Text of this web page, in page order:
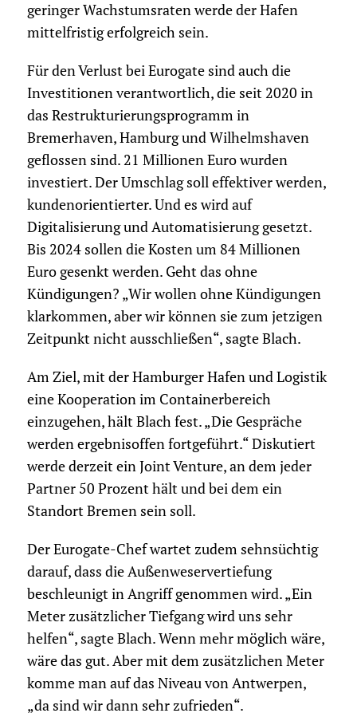
geringer Wachstumsraten werde der Hafen
mittelfristig erfolgreich sein.
Für den Verlust bei Eurogate sind auch die
Investitionen verantwortlich, die seit 2020 in
das Restrukturierungsprogramm in
Bremerhaven, Hamburg und Wilhelmshaven
geflossen sind. 21 Millionen Euro wurden
investiert. Der Umschlag soll effektiver werden,
kundenorientierter. Und es wird auf
Digitalisierung und Automatisierung gesetzt.
Bis 2024 sollen die Kosten um 84 Millionen
Euro gesenkt werden. Geht das ohne
Kündigungen? „Wir wollen ohne Kündigungen
klarkommen, aber wir können sie zum jetzigen
Zeitpunkt nicht ausschließen“, sagte Blach.
Am Ziel, mit der Hamburger Hafen und Logistik
eine Kooperation im Containerbereich
einzugehen, hält Blach fest. „Die Gespräche
werden ergebnisoffen fortgeführt.“ Diskutiert
werde derzeit ein Joint Venture, an dem jeder
Partner 50 Prozent hält und bei dem ein
Standort Bremen sein soll.
Der Eurogate-Chef wartet zudem sehnsüchtig
darauf, dass die Außenweservertiefung
beschleunigt in Angriff genommen wird. „Ein
Meter zusätzlicher Tiefgang wird uns sehr
helfen“, sagte Blach. Wenn mehr möglich wäre,
wäre das gut. Aber mit dem zusätzlichen Meter
komme man auf das Niveau von Antwerpen,
„da sind wir dann sehr zufrieden“.